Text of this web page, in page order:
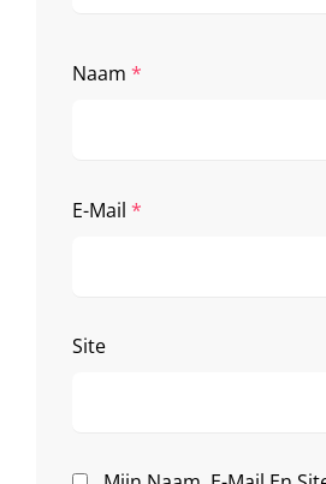
Naam *
E-Mail *
Site